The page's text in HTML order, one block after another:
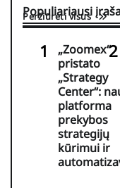
Populiariausi
Peržiūrėti visus
„Zoomex“
pristato
„Strategy
Center“:
platforma
prekybos
strategijų
kūrimui ir